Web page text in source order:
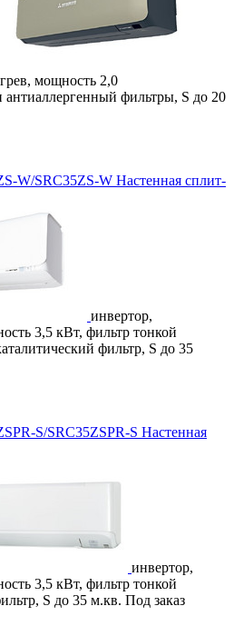
мощность 2,0
антиаллергенный фильтры, S до 20
W/SRC35ZS-W Настенная сплит-
инвертор,
3,5 кВт, фильтр тонкой
фильтр, S до 35
S/SRC35ZSPR-S Настенная
инвертор,
3,5 кВт, фильтр тонкой
S до 35 м.кв. Под заказ